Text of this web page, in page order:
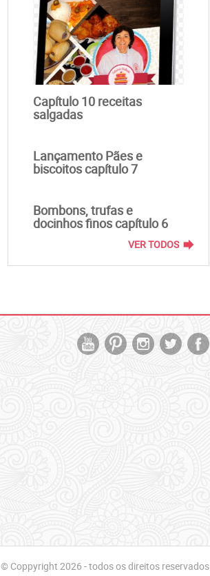
Capítulo 10 receitas
salgadas
Lançamento Pães e
biscoitos capítulo 7
Bombons, trufas e
docinhos finos capítulo 6
VER TODOS forward
© Coppyright 2026 - todos os direitos reservados